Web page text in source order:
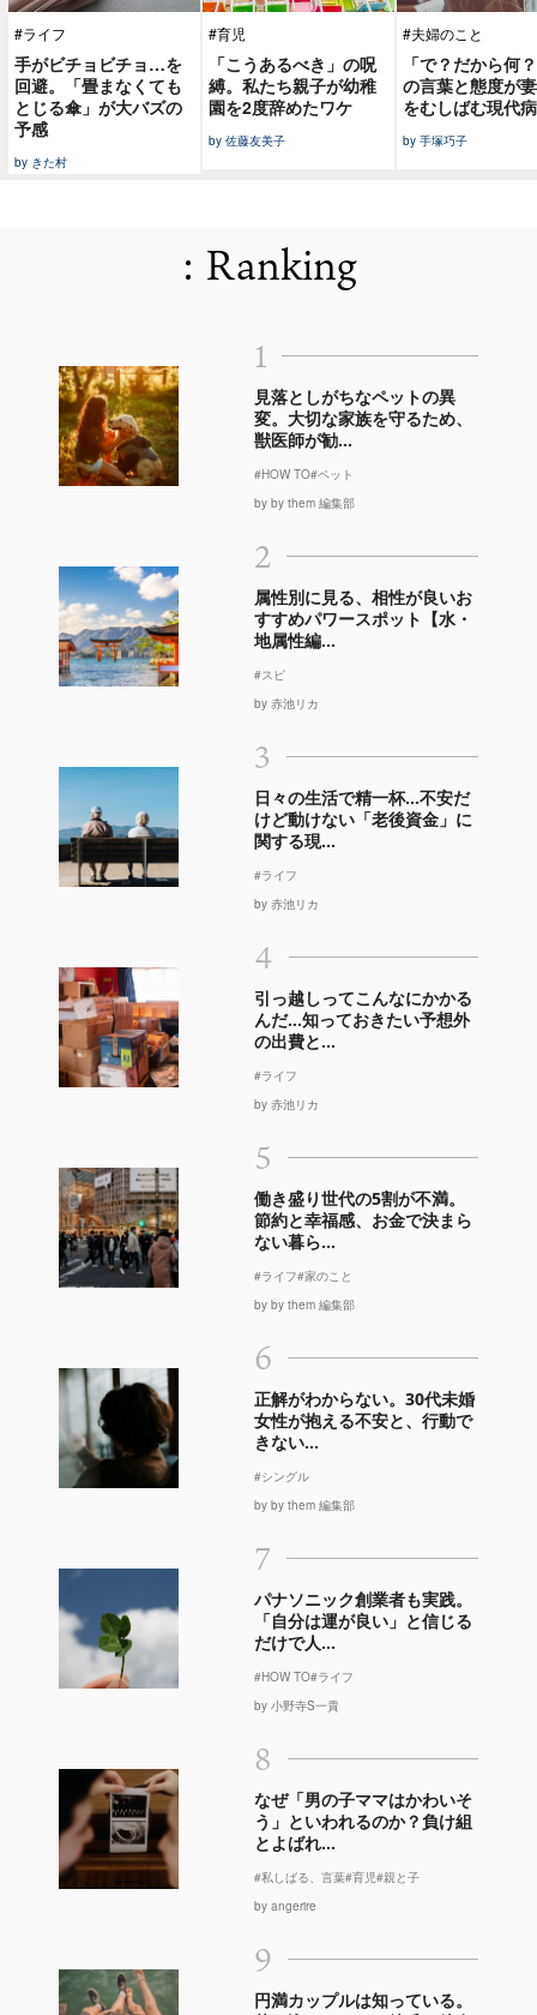
#ライフ
手がビチョビチョ…を
回避。「畳まなくても
とじる傘」が大バズの
予感
by きた村
#育児
「こうあるべき」の呪
縛。私たち親子が幼稚
園を2度辞めたワケ
by 佐藤友美子
#夫婦のこと
「で？だから何
の言葉と態度が
をむしばむ現代病
by 手塚巧子
: Ranking
1
見落としがちなペットの異
変。大切な家族を守るため、
獣医師が勧...
#HOW TO#ペット
by by them 編集部
2
属性別に見る、相性が良いお
すすめパワースポット【水・
地属性編...
#スピ
by 赤池リカ
3
日々の生活で精一杯…不安だ
けど動けない「老後資金」に
関する現...
#ライフ
by 赤池リカ
4
引っ越しってこんなにかかる
んだ…知っておきたい予想外
の出費と...
#ライフ
by 赤池リカ
5
働き盛り世代の5割が不満。
節約と幸福感、お金で決まら
ない暮ら...
#ライフ#家のこと
by by them 編集部
6
正解がわからない。30代未婚
女性が抱える不安と、行動で
きない...
#シングル
by by them 編集部
7
パナソニック創業者も実践。
「自分は運が良い」と信じる
だけで人...
#HOW TO#ライフ
by 小野寺S一貴
8
なぜ「男の子ママはかわいそ
う」といわれるのか？負け組
とよばれ...
#私しばる、言葉#育児#親と子
by angerire
9
円満カップルは知っている。